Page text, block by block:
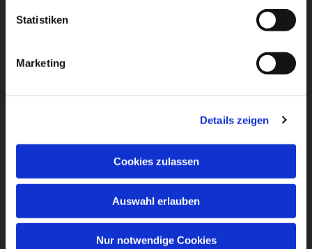
Statistiken
Marketing
Details zeigen
Cookies zulassen
Auswahl erlauben
Nur notwendige Cookies